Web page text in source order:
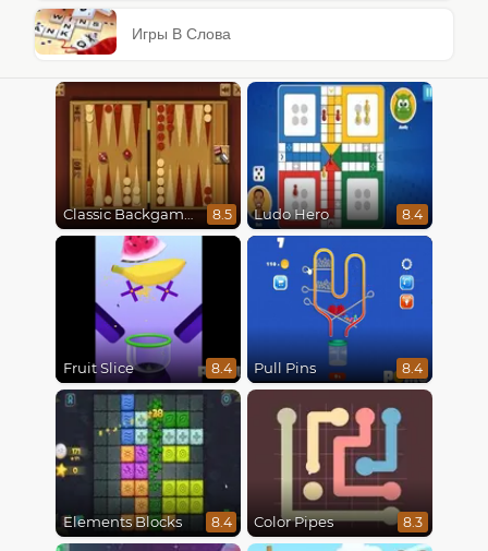
Игры В Слова
Classic Backgammon 8.5 Ludo Hero 8.4
Fruit Slice 8.4 Pull Pins 8.4
Elements Blocks 8.4 Color Pipes 8.3